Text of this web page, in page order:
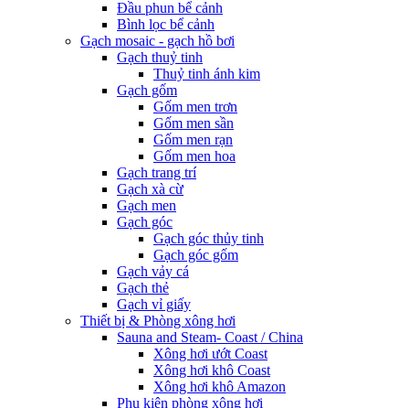
Đầu phun bể cảnh
Bình lọc bể cảnh
Gạch mosaic - gạch hồ bơi
Gạch thuỷ tinh
Thuỷ tinh ánh kim
Gạch gốm
Gốm men trơn
Gốm men sần
Gốm men rạn
Gốm men hoa
Gạch trang trí
Gạch xà cừ
Gạch men
Gạch góc
Gạch góc thủy tinh
Gạch góc gốm
Gạch vảy cá
Gạch thẻ
Gạch vỉ giấy
Thiết bị & Phòng xông hơi
Sauna and Steam- Coast / China
Xông hơi ướt Coast
Xông hơi khô Coast
Xông hơi khô Amazon
Phụ kiện phòng xông hơi